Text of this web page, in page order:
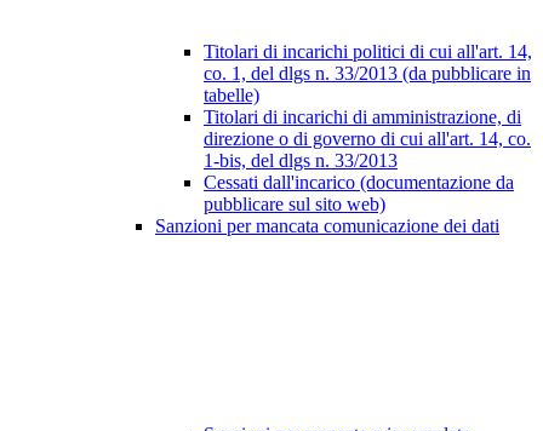
Titolari di incarichi politici di cui all'art. 14,
co. 1, del dlgs n. 33/2013 (da pubblicare in
tabelle)
Titolari di incarichi di amministrazione, di
direzione o di governo di cui all'art. 14, co.
1-bis, del dlgs n. 33/2013
Cessati dall'incarico (documentazione da
pubblicare sul sito web)
Sanzioni per mancata comunicazione dei dati